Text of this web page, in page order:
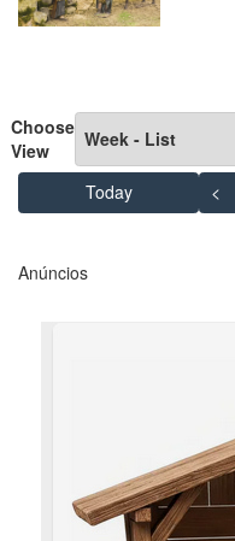
Skip Calendar
Choose
View
Today
<
Anúncios